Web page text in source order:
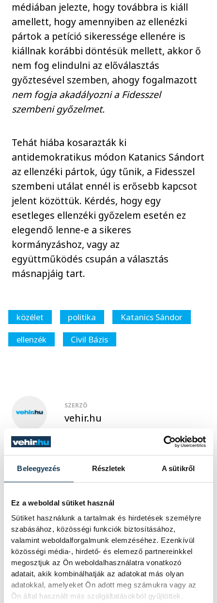
Beleegyezés Részletek A sütikről
Ez a weboldal sütiket használ
Sütiket használunk a tartalmak és hirdetések személyre
szabásához, közösségi funkciók biztosításához,
valamint weboldalforgalmunk elemzéséhez. Ezenkívül
közösségi média-, hirdető- és elemező partnereinkkel
megosztjuk az Ön weboldalhasználatra vonatkozó
adatait, akik kombinálhatják az adatokat más olyan
adatokkal, amelyeket Ön adott meg számukra vagy az
Ön által használt más szolgáltatásokból gyűjtöttek.
médiában jelezte, hogy továbbra is kiáll
amellett, hogy amennyiben az ellenézki
pártok a petíció sikeressége ellenére is
kiállnak korábbi döntésük mellett, akkor ő
nem fog elindulni az előválasztás
győztesével szemben, ahogy fogalmazott
nem fogja akadályozni a Fidesszel
szembeni győzelmet.
Tehát hiába kosarazták ki
antidemokratikus módon Katanics Sándort
az ellenzéki pártok, úgy tűnik, a Fidesszel
szembeni utálat ennél is erősebb kapcsot
jelent közöttük. Kérdés, hogy egy
esetleges ellenzéki győzelem esetén ez
elegendő lenne-e a sikeres
kormányzáshoz, vagy az
együttműködés csupán a választás
másnapjáig tart.
közélet politika
Katanics Sándor
ellenzék
Civil Bázis
SZERZŐ
vehir.hu